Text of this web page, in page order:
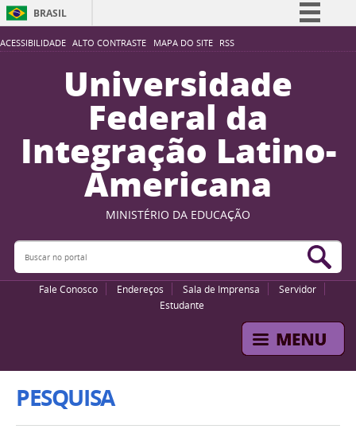
ACESSIBILIDADE ALTO CONTRASTE MAPA DO SITE RSS
BRASIL
Simplifique!
Participe
Acesso à informação
Legislação
Canais
Universidade
Federal da
Integração Latino-
Americana
MINISTÉRIO DA EDUCAÇÃO
Buscar no portal
Fale Conosco Endereços Sala de Imprensa
Servidor
Estudante
PESQUISA